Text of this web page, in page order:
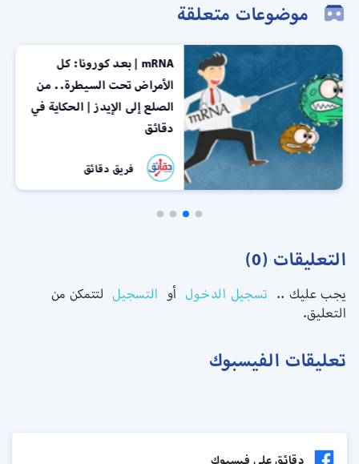
موضوعات متعلقة
mRNA | بعد كورونا: كل
الأمراض تحت السيطرة.. من
الصلع إلى الإيدز | الحكاية في
دقائق
فريق دقائق
التعليقات (0)
يجب عليك .. تسجيل الدخول أو التسجيل لتتمكن من
التعليق.
تعليقات الفيسبوك
دقائق علي فيسبوك